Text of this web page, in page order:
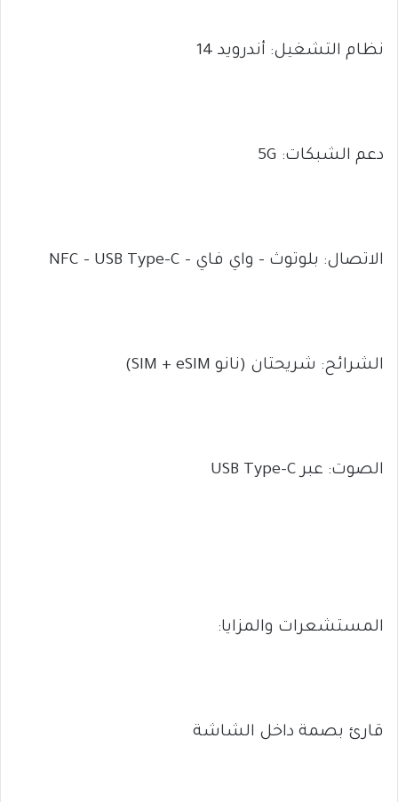
نظام التشغيل: أندرويد 14
دعم الشبكات: 5G
الاتصال: بلوتوث – واي فاي – NFC – USB Type-C
الشرائح: شريحتان (نانو SIM + eSIM)
الصوت: عبر USB Type-C
المستشعرات والمزايا:
قارئ بصمة داخل الشاشة